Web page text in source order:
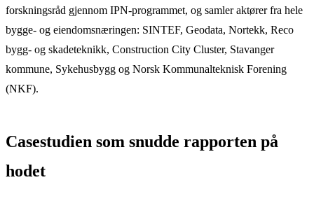
forskningsråd gjennom IPN-programmet, og samler aktører fra hele
bygge- og eiendomsnæringen: SINTEF, Geodata, Nortekk, Reco
bygg- og skadeteknikk, Construction City Cluster, Stavanger
kommune, Sykehusbygg og Norsk Kommunalteknisk Forening
(NKF).
Casestudien som snudde rapporten på
hodet